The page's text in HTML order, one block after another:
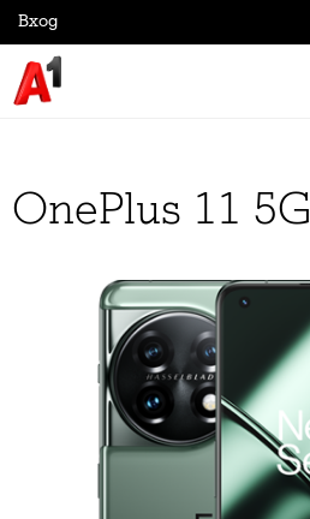
Вход
OnePlus 11 5G